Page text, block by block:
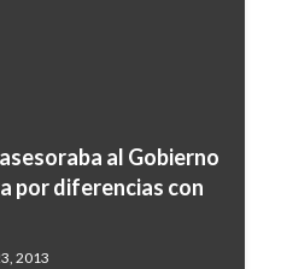
al Gobierno
por diferencias con
2013